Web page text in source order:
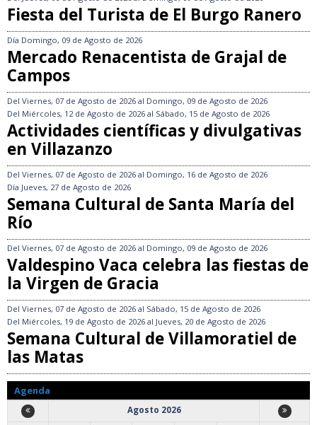
Fiesta del Turista de El Burgo Ranero
Día Domingo, 09 de Agosto de 2026
Mercado Renacentista de Grajal de
Campos
Del Viernes, 07 de Agosto de 2026 al Domingo, 09 de Agosto de 2026
Del Miércoles, 12 de Agosto de 2026 al Sábado, 15 de Agosto de 2026
Actividades científicas y divulgativas
en Villazanzo
Del Viernes, 07 de Agosto de 2026 al Domingo, 16 de Agosto de 2026
Día Jueves, 27 de Agosto de 2026
Semana Cultural de Santa María del
Río
Del Viernes, 07 de Agosto de 2026 al Domingo, 09 de Agosto de 2026
Valdespino Vaca celebra las fiestas de
la Virgen de Gracia
Del Viernes, 07 de Agosto de 2026 al Sábado, 15 de Agosto de 2026
Del Miércoles, 19 de Agosto de 2026 al Jueves, 20 de Agosto de 2026
Semana Cultural de Villamoratiel de
las Matas
Agenda
Agosto 2026